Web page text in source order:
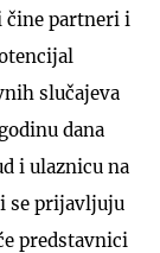
čine partneri i
slučajeva
dana
i ulaznicu na
se prijavljuju
predstavnici